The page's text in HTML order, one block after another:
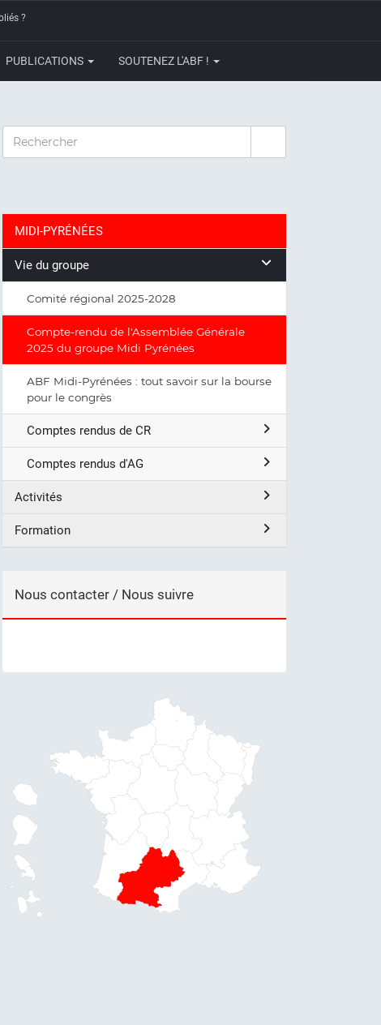
?
PUBLICATIONS SOUTENEZ L'ABF !
RECHERCHER
MIDI-PYRÉNÉES
Vie du groupe
Comité régional 2025-2028
Compte-rendu de l'Assemblée Générale
2025 du groupe Midi Pyrénées
ABF Midi-Pyrénées : tout savoir sur la bourse
pour le congrès
Comptes rendus de CR
Comptes rendus d'AG
Activités
Formation
Nous contacter / Nous suivre